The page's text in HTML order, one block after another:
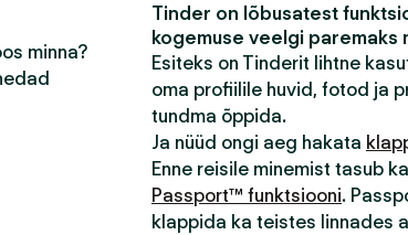
minna?
Tinder on lõbusatest
kogemuse veelgi paremaks
Esiteks on Tinderit lihtne
oma profiilile huvid, fotod ja
tundma õppida.
Ja nüüd ongi aeg hakata
Enne reisile minemist tasub
Passport™ funktsiooni.
klappida ka teistes linnades